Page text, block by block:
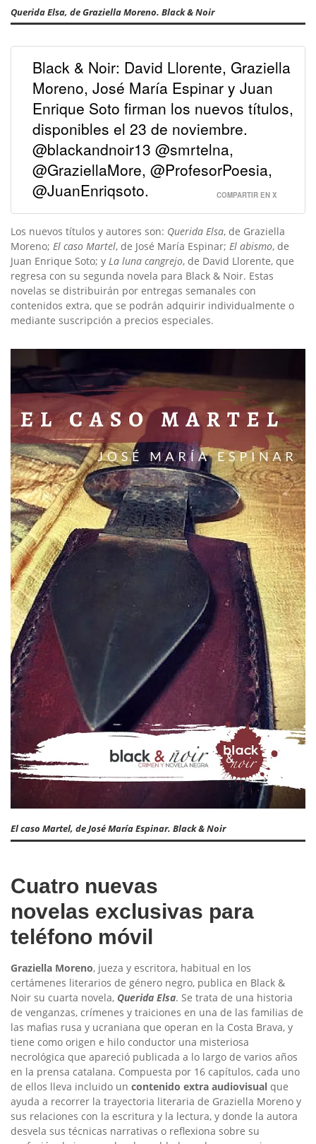
Querida Elsa, de Graziella Moreno. Black & Noir
Black & Noir: David Llorente, Graziella
Moreno, José María Espinar y Juan
Enrique Soto firman los nuevos títulos,
disponibles el 23 de noviembre.
@blackandnoir13 @smrtelna,
@GraziellaMore, @ProfesorPoesia,
@JuanEnriqsoto.
COMPARTIR EN X
Los nuevos títulos y autores son: Querida Elsa, de Graziella
Moreno; El caso Martel, de José María Espinar; El abismo, de
Juan Enrique Soto; y La luna cangrejo, de David Llorente, que
regresa con su segunda novela para Black & Noir. Estas
novelas se distribuirán por entregas semanales con
contenidos extra, que se podrán adquirir individualmente o
mediante suscripción a precios especiales.
El caso Martel, de José María Espinar. Black & Noir
Cuatro nuevas
novelas exclusivas para
teléfono móvil
Graziella Moreno, jueza y escritora, habitual en los
certámenes literarios de género negro, publica en Black &
Noir su cuarta novela, Querida Elsa. Se trata de una historia
de venganzas, crímenes y traiciones en una de las familias de
las mafias rusa y ucraniana que operan en la Costa Brava, y
tiene como origen e hilo conductor una misteriosa
necrológica que apareció publicada a lo largo de varios años
en la prensa catalana. Compuesta por 16 capítulos, cada uno
de ellos lleva incluido un contenido extra audiovisual que
ayuda a recorrer la trayectoria literaria de Graziella Moreno y
sus relaciones con la escritura y la lectura, y donde la autora
desvela sus técnicas narrativas o reflexiona sobre su